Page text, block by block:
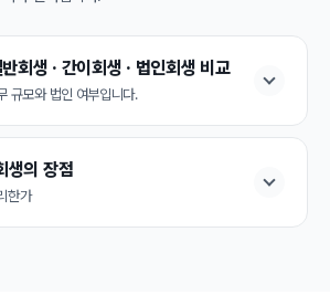
회생 · 간이회생 · 법인회생 비교
규모와 법인 여부입니다.
생의 장점
한가